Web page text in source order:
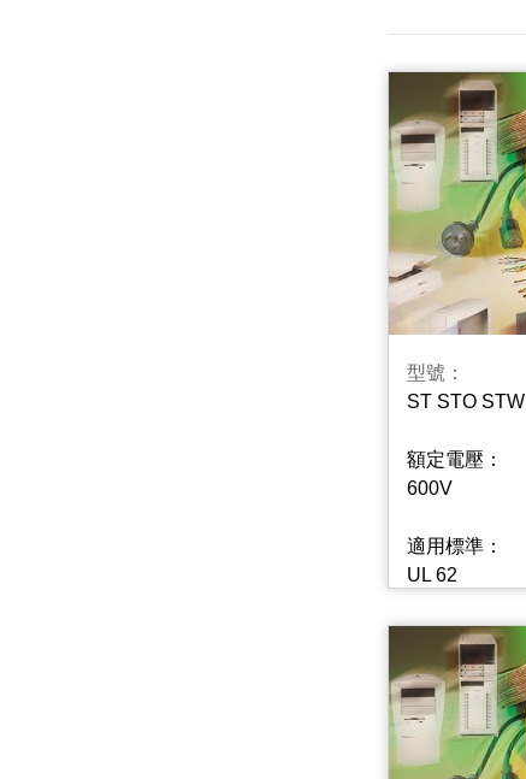
型號：
ST STO STW
額定電壓：
600V
適用標準：
UL 62